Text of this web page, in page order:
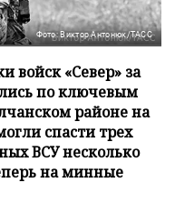
Фото: Виктор Антонюк/ТАСС
войск «Север» за
по ключевым
районе на
спасти трех
ВСУ несколько
на минные